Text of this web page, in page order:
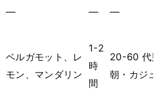
— — —
ベルガモット、レ
モン、マンダリン
1-2
時
間
20-60 代男
朝・カジュ